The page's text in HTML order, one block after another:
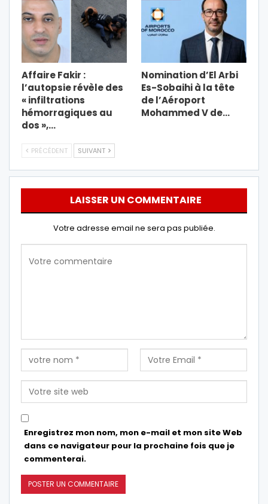
Affaire Fakir :
l’autopsie révèle des
« infiltrations
hémorragiques au
dos »,…
Nomination d’El Arbi
Es-Sobaihi à la tête
de l’Aéroport
Mohammed V de…
PRÉCÉDENT SUIVANT
LAISSER UN COMMENTAIRE
Votre adresse email ne sera pas publiée.
Enregistrez mon nom, mon e-mail et mon site Web
dans ce navigateur pour la prochaine fois que je
commenterai.